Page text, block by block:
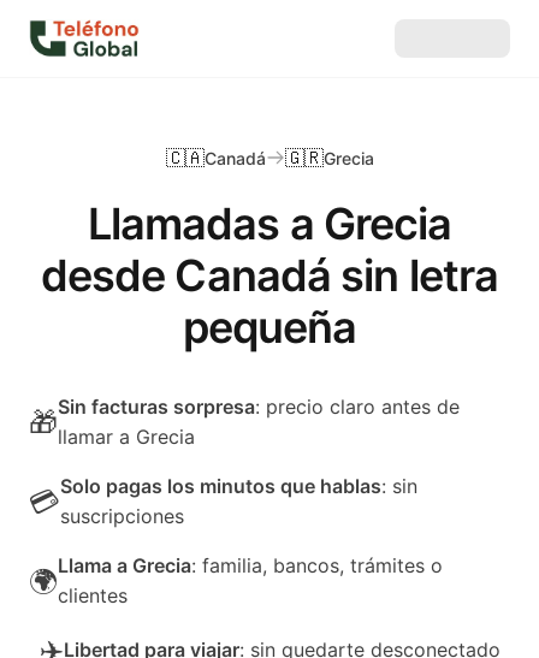
Llamadas a Grecia
desde Canadá sin letra
pequeña
🇨🇦Canadá 🇬🇷Grecia
🎁Sin facturas sorpresa: precio claro antes de
llamar a Grecia
💳Solo pagas los minutos que hablas: sin
suscripciones
🌍Llama a Grecia: familia, bancos, trámites o
clientes
✈️Libertad para viajar: sin quedarte desconectado